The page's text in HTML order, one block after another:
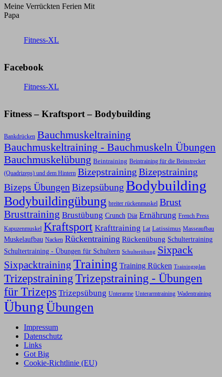
Meine Verrückten Ferien Mit
Papa
Fitness-XL
Facebook
Fitness-XL
Fitness – Kraftsport – Bodybuilding
Bankdrücken Bauchmuskeltraining
Bauchmuskeltraining - Bauchmuskeln Übungen
Bauchmuskelübung Beintraining Beintraining für die Beinstrecker
(Quadrizeps) und dem Hintern Bizepstraining Bizepstraining
Bizeps Übungen Bizepsübung Bodybuilding
Bodybuildingübung breiter rückenmuskel Brust
Brusttraining Brustübung Crunch Diät Ernährung French Press
Kapuzenmuskel Kraftsport Krafttraining Lat Latissimus Masseaufbau
Muskelaufbau Nacken Rückentraining Rückenübung Schultertraining
Schultertraining - Übungen für Schultern Schulterübung Sixpack
Sixpacktraining Training Training Rücken Trainingsplan
TrizepstrainingTrizepstraining - Übungen
für Trizeps Trizepsübung Unterarme Unterarmtraining Wadentraining
ÜbungÜbungen
Impressum
Datenschutz
Links
Got Big
Cookie-Richtlinie (EU)